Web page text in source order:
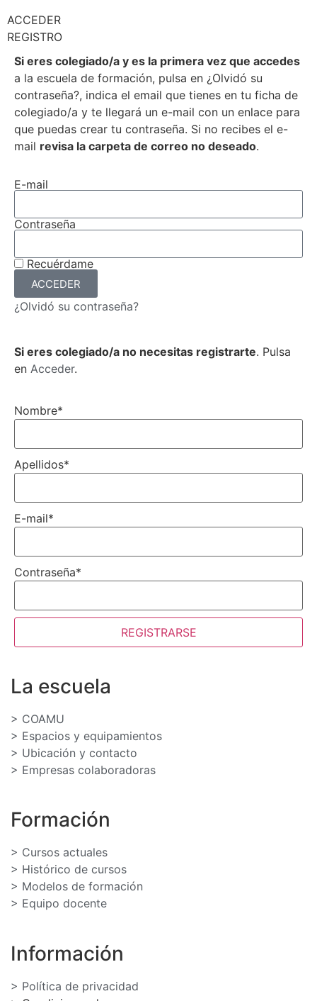
ACCEDER
REGISTRO
Si eres colegiado/a y es la primera vez que accedes
a la escuela de formación, pulsa en ¿Olvidó su
contraseña?, indica el email que tienes en tu ficha de
colegiado/a y te llegará un e-mail con un enlace para
que puedas crear tu contraseña. Si no recibes el e-
mail revisa la carpeta de correo no deseado.
E-mail
Contraseña
Recuérdame
ACCEDER
¿Olvidó su contraseña?
Si eres colegiado/a no necesitas registrarte. Pulsa
en Acceder.
Nombre*
Apellidos*
E-mail*
Contraseña*
REGISTRARSE
La escuela
> COAMU
> Espacios y equipamientos
> Ubicación y contacto
> Empresas colaboradoras
Formación
> Cursos actuales
> Histórico de cursos
> Modelos de formación
> Equipo docente
Información
> Política de privacidad